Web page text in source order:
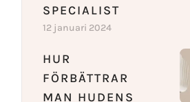
SPECIALIST
12 januari 2024
HUR
FÖRBÄTTRAR
MAN HUDENS